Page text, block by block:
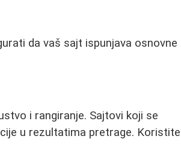
da vaš sajt ispunjava osnovne
i rangiranje. Sajtovi koji se
u rezultatima pretrage. Koristite